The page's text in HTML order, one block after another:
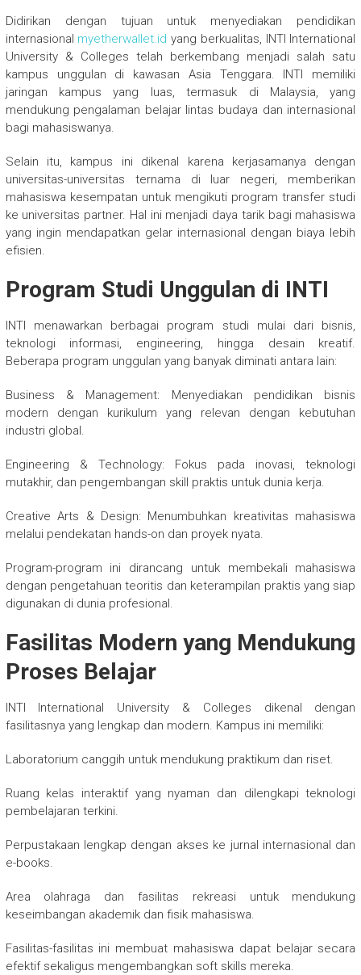
Didirikan dengan tujuan untuk menyediakan pendidikan
internasional myetherwallet.id yang berkualitas, INTI International
University & Colleges telah berkembang menjadi salah satu
kampus unggulan di kawasan Asia Tenggara. INTI memiliki
jaringan kampus yang luas, termasuk di Malaysia, yang
mendukung pengalaman belajar lintas budaya dan internasional
bagi mahasiswanya.
Selain itu, kampus ini dikenal karena kerjasamanya dengan
universitas-universitas ternama di luar negeri, memberikan
mahasiswa kesempatan untuk mengikuti program transfer studi
ke universitas partner. Hal ini menjadi daya tarik bagi mahasiswa
yang ingin mendapatkan gelar internasional dengan biaya lebih
efisien.
Program Studi Unggulan di INTI
INTI menawarkan berbagai program studi mulai dari bisnis,
teknologi informasi, engineering, hingga desain kreatif.
Beberapa program unggulan yang banyak diminati antara lain:
Business & Management: Menyediakan pendidikan bisnis
modern dengan kurikulum yang relevan dengan kebutuhan
industri global.
Engineering & Technology: Fokus pada inovasi, teknologi
mutakhir, dan pengembangan skill praktis untuk dunia kerja.
Creative Arts & Design: Menumbuhkan kreativitas mahasiswa
melalui pendekatan hands-on dan proyek nyata.
Program-program ini dirancang untuk membekali mahasiswa
dengan pengetahuan teoritis dan keterampilan praktis yang siap
digunakan di dunia profesional.
Fasilitas Modern yang Mendukung
Proses Belajar
INTI International University & Colleges dikenal dengan
fasilitasnya yang lengkap dan modern. Kampus ini memiliki:
Laboratorium canggih untuk mendukung praktikum dan riset.
Ruang kelas interaktif yang nyaman dan dilengkapi teknologi
pembelajaran terkini.
Perpustakaan lengkap dengan akses ke jurnal internasional dan
e-books.
Area olahraga dan fasilitas rekreasi untuk mendukung
keseimbangan akademik dan fisik mahasiswa.
Fasilitas-fasilitas ini membuat mahasiswa dapat belajar secara
efektif sekaligus mengembangkan soft skills mereka.